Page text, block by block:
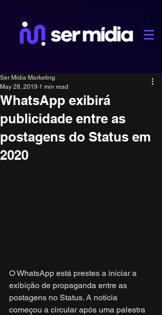
WhatsApp exibirá
publicidade entre as
postagens do Status em
2020
Ser Mídia Marketing
May 28, 2019 1 min read
O WhatsApp está prestes a iniciar a
exibição de propaganda entre as
postagens no Status. A notícia
começou a circular após uma palestra